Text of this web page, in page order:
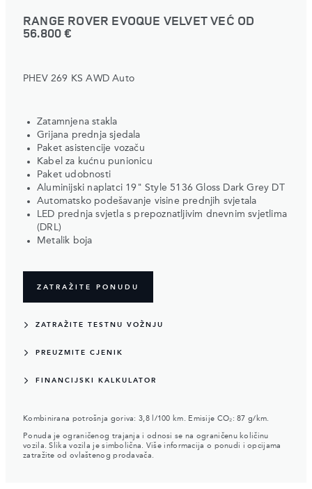
RANGE ROVER EVOQUE VELVET VEĆ OD
56.800 €
PHEV 269 KS AWD Auto
Zatamnjena stakla
Grijana prednja sjedala
Paket asistencije vozaču
Kabel za kućnu punionicu
Paket udobnosti
Aluminijski naplatci 19" Style 5136 Gloss Dark Grey DT
Automatsko podešavanje visine prednjih svjetala
LED prednja svjetla s prepoznatljivim dnevnim svjetlima
(DRL)
Metalik boja
ZATRAŽITE PONUDU
ZATRAŽITE TESTNU VOŽNJU
PREUZMITE CJENIK
FINANCIJSKI KALKULATOR
Kombinirana potrošnja goriva: 3,8 l/100 km. Emisije CO₂: 87 g/km.
Ponuda je ograničenog trajanja i odnosi se na ograničenu količinu
vozila. Slika vozila je simbolična. Više informacija o ponudi i opcijama
zatražite od ovlaštenog prodavača.